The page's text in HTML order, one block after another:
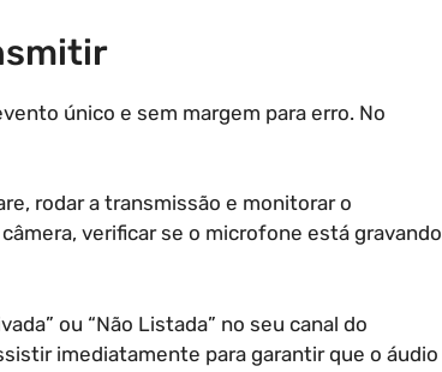
único e sem margem para erro. No
rodar a transmissão e monitorar o
verificar se o microfone está gravando
ou “Não Listada” no seu canal do
imediatamente para garantir que o áudio